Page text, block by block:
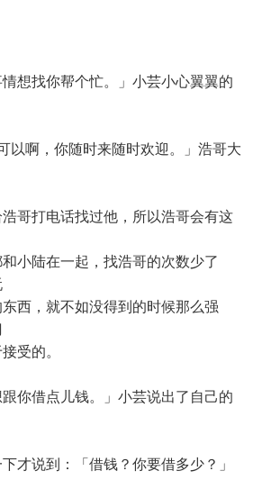
找你帮个忙。」小芸小心翼翼的
啊，你随时来随时欢迎。」浩哥大
打电话找过他，所以浩哥会有这
小陆在一起，找浩哥的次数少了
西，就不如没得到的时候那么强
受的。
借点儿钱。」小芸说出了自己的
说到：「借钱？你要借多少？」